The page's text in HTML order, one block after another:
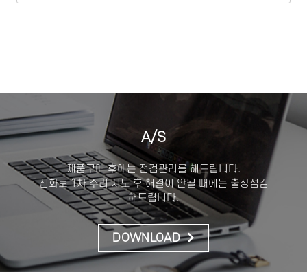
A/S
제품구매 후에는 점검관리를 해드립니다.
전화로 1차 수리 시도 후 해결이 안될 때에는 출장점검
해드립니다.
DOWNLOAD